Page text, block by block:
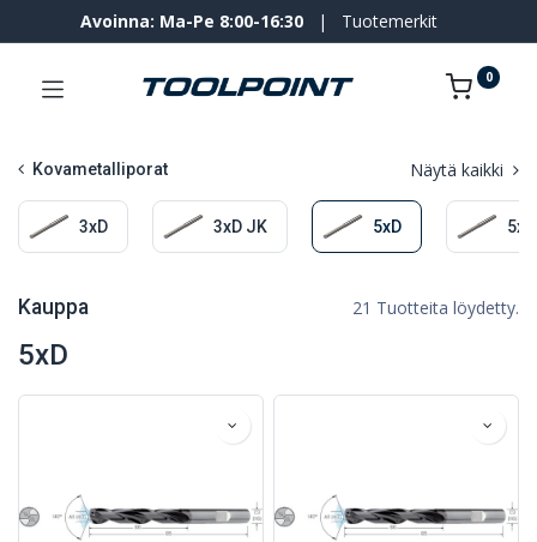
Avoinna: Ma-Pe 8:00-16:30 | Tuotemerkit
0
Kovametalliporat Näytä kaikki
3xD 3xD JK 5xD
Kauppa 21 Tuotteita löydetty.
5xD